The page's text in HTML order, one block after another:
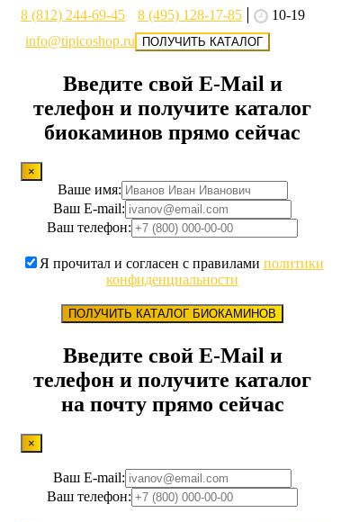
8 (812) 244-69-45 8 (495) 128-17-85
10-19
info@tipicoshop.ru
ПОЛУЧИТЬ КАТАЛОГ
Введите свой E-Mail и
телефон и получите каталог
биокаминов прямо сейчас
×
Ваше имя:
Ваш E-mail:
Ваш телефон:
Я прочитал и согласен с правилами политики
конфиденциальности
ПОЛУЧИТЬ КАТАЛОГ БИОКАМИНОВ
Введите свой E-Mail и
телефон и получите каталог
на почту прямо сейчас
×
Ваш E-mail:
Ваш телефон: